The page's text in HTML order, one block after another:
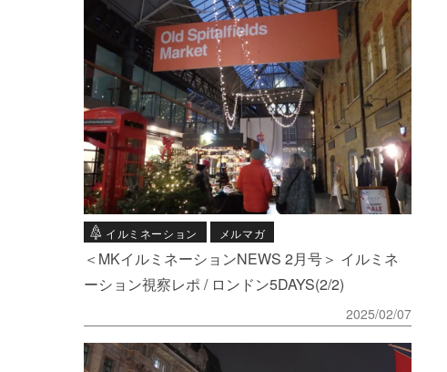
イルミネーション メルマガ
＜MKイルミネーションNEWS 2月号＞ イルミネ
ーション視察レポ / ロンドン5DAYS(2/2)
2025/02/07